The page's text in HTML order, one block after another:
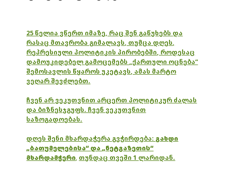
25 წელია ვწერთ იმაზე, რაც შენ გაწუხებს და
რასაც მთავრობა გიმალავს, თუმცა დღეს,
რეპრესიული პოლიტიკის პირობებში, როდესაც
დამოუკიდებელ გამოცემებს „ქართული ოცნება“
შემოსავლის წყაროს უკეტავს, ამას მარტო
ვეღარ შევძლებთ.
ჩვენ არ ვეკუთვნით არცერთ პოლიტიკურ ძალას
და ბიზნესჯგუფს. ჩვენ ვეკუთვნით
საზოგადოებას.
დღეს შენი მხარდაჭერა გვჭირდება: გახდი
„ბათუმელებისა“ და „ნეტგაზეთის“
მხარდამჭერი, თუნდაც თვეში 1 ლარიდან.